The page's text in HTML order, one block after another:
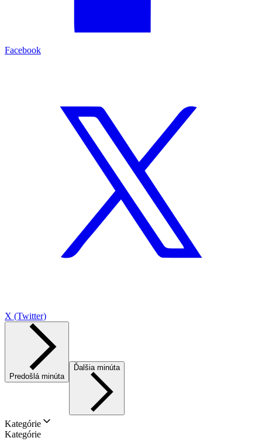
Facebook
X (Twitter)
Predošlá minúta
Ďalšia minúta
Kategórie
Kategórie